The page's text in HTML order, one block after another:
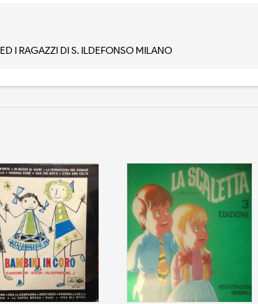
I RAGAZZI DI S. ILDEFONSO MILANO